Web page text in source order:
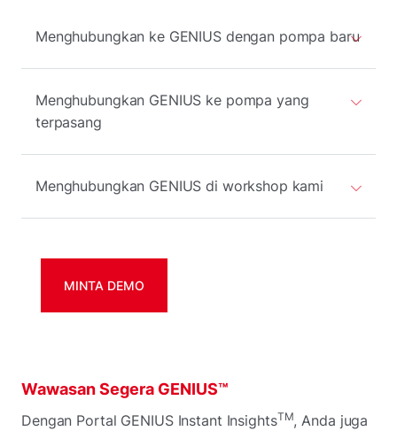
Menghubungkan ke GENIUS dengan pompa baru
Menghubungkan GENIUS ke pompa yang
terpasang
Menghubungkan GENIUS di workshop kami
MINTA DEMO
Wawasan Segera GENIUS™
Dengan Portal GENIUS Instant InsightsTM, Anda juga